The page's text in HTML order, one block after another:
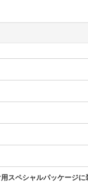
スペシャルパッケージに